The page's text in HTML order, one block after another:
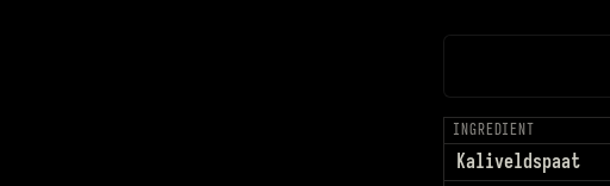
INGREDIENT
Kaliveldspaat